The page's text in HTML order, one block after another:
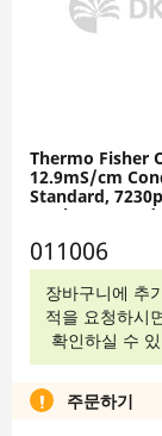
Thermo Fisher
12.9mS/cm
Standard,
NaCl TDS
011006
장바구니에 추
적을 요청하시
확인하실 수
주문하기